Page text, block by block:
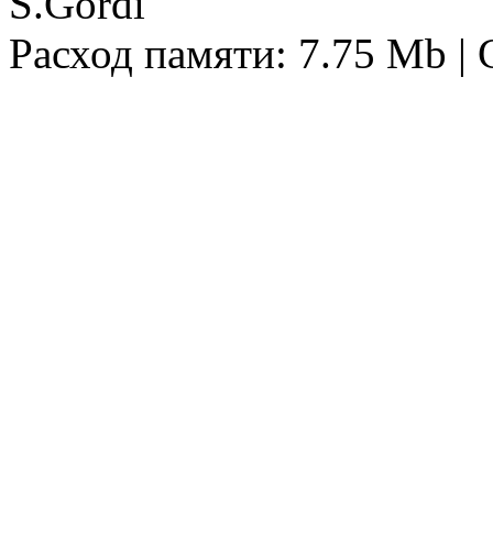
Расход памяти: 7.75 Mb |